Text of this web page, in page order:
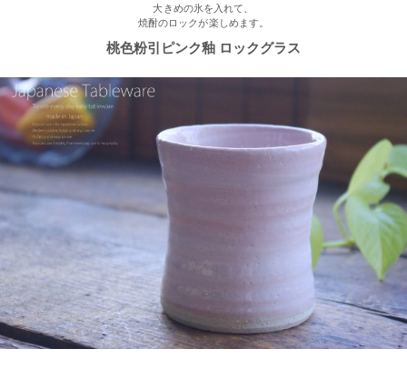
≪新着商品≫ あったか手作りご飯茶碗・湯飲み、入荷しました♪
2023/1/16
≪おすすめ≫ お好み具材の恵方巻♪大きいお皿を囲んで手作りを
楽しみませんか？
2022/12/28
≪再入荷≫ プレゼントにもおすすめ♪ぽってり一珍和花 ご飯茶碗
2022/12/22
大きめの氷を入れて、
焼酎のロックが楽しめます。
桃色粉引ピンク釉 ロックグラス